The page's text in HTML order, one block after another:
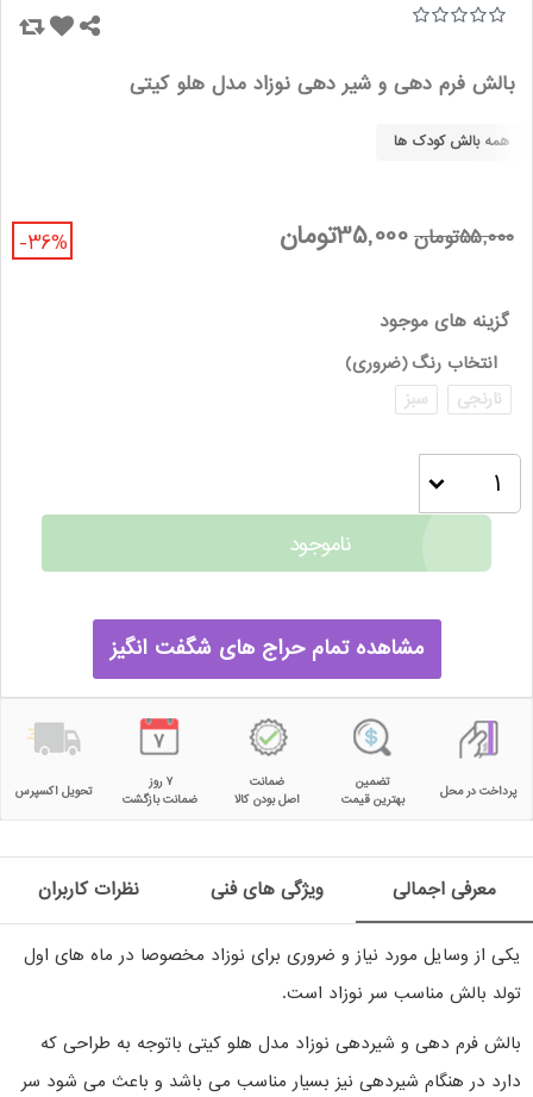
بالش فرم دهی و شیر دهی نوزاد مدل هلو کیتی
همه بالش کودک ها
55,000تومان 35,000تومان -36%
گزینه های موجود
انتخاب رنگ(ضروری)
نارنجی
سبز
ناموجود
مشاهده تمام حراج های شگفت انگیز
پرداخت در محل
تضمین
بهترین قیمت
ضمانت
اصل بودن کالا
۷ روز
ضمانت بازگشت
تحویل اکسپرس
معرفی اجمالی ویژگی های فنی نظرات کاربران
یکی از وسایل مورد نیاز و ضروری برای نوزاد مخصوصا در ماه های اول
تولد بالش مناسب سر نوزاد است.
بالش فرم دهی و شیردهی نوزاد مدل هلو کیتی باتوجه به طراحی که
دارد در هنگام شیردهی نیز بسیار مناسب می باشد و باعث می شود سر